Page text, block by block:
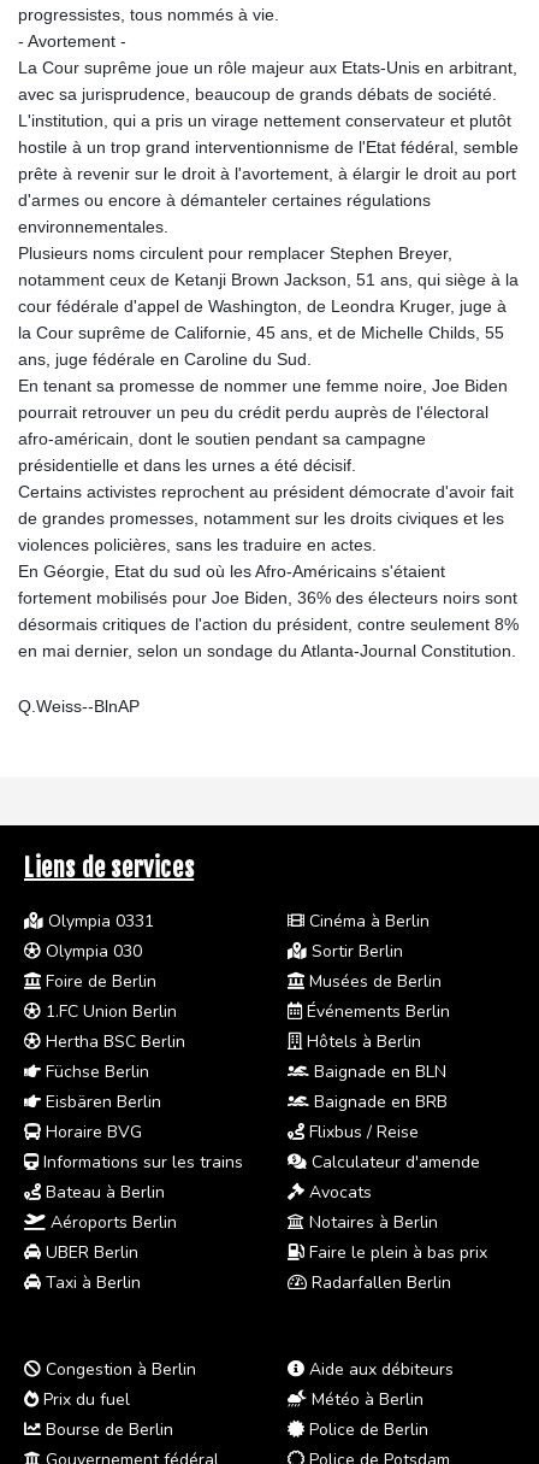
progressistes, tous nommés à vie.
- Avortement -
La Cour suprême joue un rôle majeur aux Etats-Unis en arbitrant,
avec sa jurisprudence, beaucoup de grands débats de société.
L'institution, qui a pris un virage nettement conservateur et plutôt
hostile à un trop grand interventionnisme de l'Etat fédéral, semble
prête à revenir sur le droit à l'avortement, à élargir le droit au port
d'armes ou encore à démanteler certaines régulations
environnementales.
Plusieurs noms circulent pour remplacer Stephen Breyer,
notamment ceux de Ketanji Brown Jackson, 51 ans, qui siège à la
cour fédérale d'appel de Washington, de Leondra Kruger, juge à
la Cour suprême de Californie, 45 ans, et de Michelle Childs, 55
ans, juge fédérale en Caroline du Sud.
En tenant sa promesse de nommer une femme noire, Joe Biden
pourrait retrouver un peu du crédit perdu auprès de l'électoral
afro-américain, dont le soutien pendant sa campagne
présidentielle et dans les urnes a été décisif.
Certains activistes reprochent au président démocrate d'avoir fait
de grandes promesses, notamment sur les droits civiques et les
violences policières, sans les traduire en actes.
En Géorgie, Etat du sud où les Afro-Américains s'étaient
fortement mobilisés pour Joe Biden, 36% des électeurs noirs sont
désormais critiques de l'action du président, contre seulement 8%
en mai dernier, selon un sondage du Atlanta-Journal Constitution.
Q.Weiss--BlnAP
Liens de services
Olympia 0331
Olympia 030
Foire de Berlin
1.FC Union Berlin
Hertha BSC Berlin
Füchse Berlin
Eisbären Berlin
Horaire BVG
Informations sur les trains
Bateau à Berlin
Aéroports Berlin
UBER Berlin
Taxi à Berlin
Cinéma à Berlin
Sortir Berlin
Musées de Berlin
Événements Berlin
Hôtels à Berlin
Baignade en BLN
Baignade en BRB
Flixbus / Reise
Calculateur d'amende
Avocats
Notaires à Berlin
Faire le plein à bas prix
Radarfallen Berlin
Congestion à Berlin
Prix du fuel
Bourse de Berlin
Aide aux débiteurs
Météo à Berlin
Police de Berlin